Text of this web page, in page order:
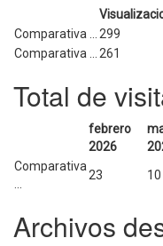
Comparativa ...
299
Comparativa ...
261
Total de
febrero
2026
Comparativa
23 10
Archivos